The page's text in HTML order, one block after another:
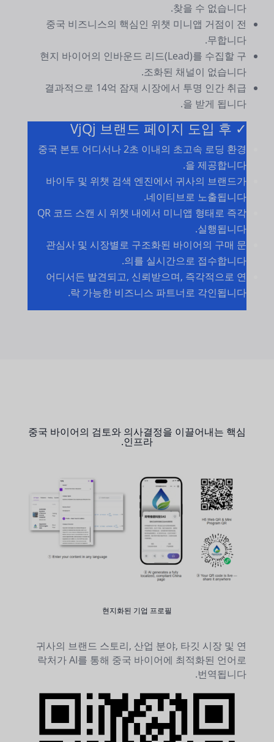
찾을 수 없습니다.
중국 비즈니스의 핵심인 위챗 미니앱 거점이 전
무합니다.
현지 바이어의 인바운드 리드(Lead)를 수집할 구
조화된 채널이 없습니다.
결과적으로 14억 잠재 시장에서 투명 인간 취급
을 받게 됩니다.
✓ VjQj 브랜드 페이지 도입 후
중국 본토 어디서나 2초 이내의 초고속 로딩 환경
을 제공합니다.
바이두 및 위챗 검색 엔진에서 귀사의 브랜드가
네이티브로 노출됩니다.
QR 코드 스캔 시 위챗 내에서 미니앱 형태로 즉각
실행됩니다.
관심사 및 시장별로 구조화된 바이어의 구매 문
의를 실시간으로 접수합니다.
어디서든 발견되고, 신뢰받으며, 즉각적으로 연
락 가능한 비즈니스 파트너로 각인됩니다.
중국 바이어의 검토와 의사결정을 이끌어내는 핵심
인프라.
현지화된 기업 프로필
귀사의 브랜드 스토리, 산업 분야, 타깃 시장 및 연
락처가 AI를 통해 중국 바이어에 최적화된 언어로
번역됩니다.